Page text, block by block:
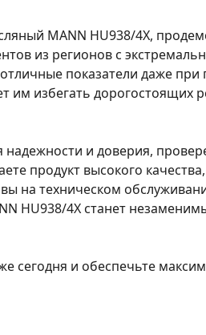
MANN HU938/4X,
из регионов с
показатели даже при
им избегать дорогостоящих
надежности и доверия,
продукт высокого
на техническом
HU938/4X станет
сегодня и обеспечьте